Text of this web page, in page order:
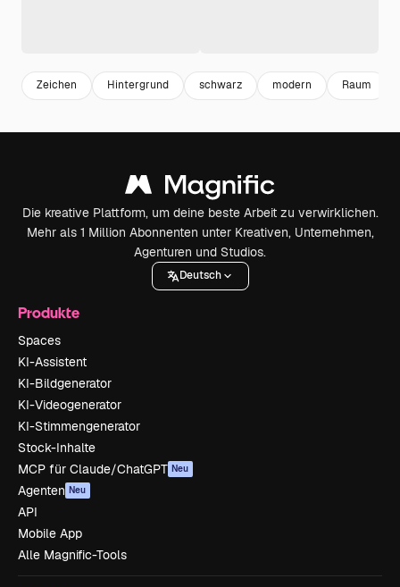
Zeichen Hintergrund schwarz modern Raum
Die kreative Plattform, um deine beste Arbeit zu verwirklichen.
Mehr als 1 Million Abonnenten unter Kreativen, Unternehmen,
Agenturen und Studios.
Deutsch
Produkte
Spaces
KI-Assistent
KI-Bildgenerator
KI-Videogenerator
KI-Stimmengenerator
Stock-Inhalte
MCP für Claude/ChatGPT Neu
Agenten Neu
API
Mobile App
Alle Magnific-Tools